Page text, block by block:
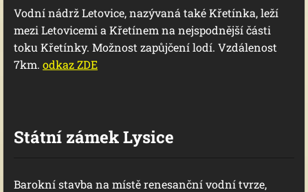
Vodní nádrž Letovice, nazývaná také Křetínka, leží
mezi Letovicemi a Křetínem na nejspodnější části
toku Křetínky. Možnost zapůjčení lodí. Vzdálenost
7km. odkaz ZDE
Státní zámek Lysice
Barokní stavba na místě renesanční vodní tvrze,